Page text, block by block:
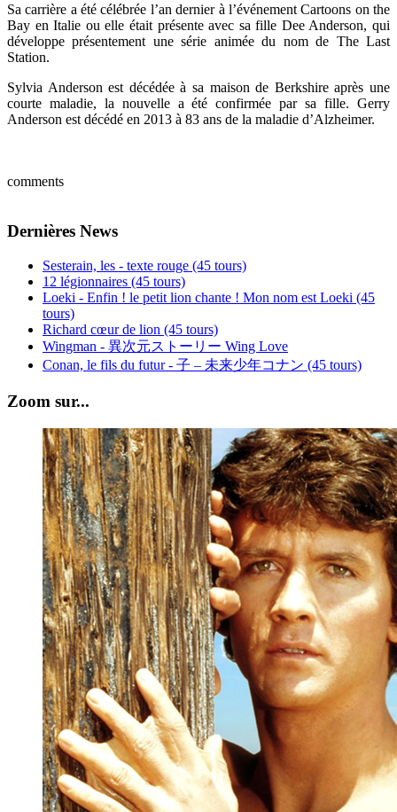
Sa carrière a été célébrée l’an dernier à l’événement Cartoons on the
Bay en Italie ou elle était présente avec sa fille Dee Anderson, qui
développe présentement une série animée du nom de The Last
Station.
Sylvia Anderson est décédée à sa maison de Berkshire après une
courte maladie, la nouvelle a été confirmée par sa fille. Gerry
Anderson est décédé en 2013 à 83 ans de la maladie d’Alzheimer.
comments
Dernières News
Sesterain, les - texte rouge (45 tours)
12 légionnaires (45 tours)
Loeki - Enfin ! le petit lion chante ! Mon nom est Loeki (45
tours)
Richard cœur de lion (45 tours)
Wingman - 異次元ストーリー Wing Love
Conan, le fils du futur - 子 – 未来少年コナン (45 tours)
Zoom sur...